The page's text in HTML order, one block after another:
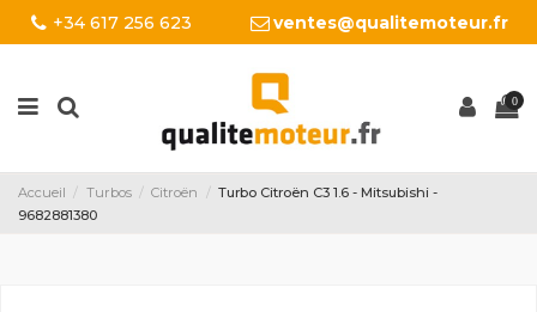
+34 617 256 623 ventes@qualitemoteur.fr
0
Accueil Turbos Citroën
Turbo Citroën C3 1.6 - Mitsubishi -
9682881380